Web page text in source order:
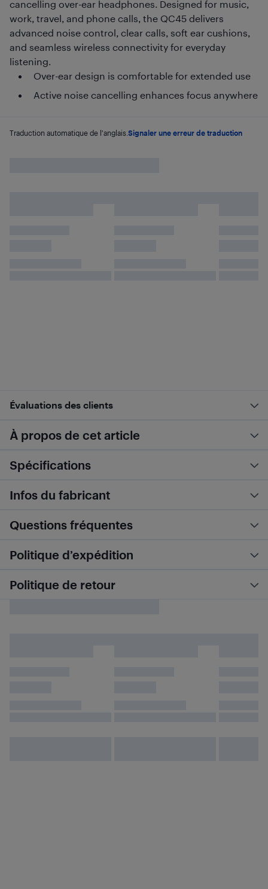
cancelling over-ear headphones. Designed for music,
work, travel, and phone calls, the QC45 delivers
advanced noise control, clear calls, soft ear cushions,
and seamless wireless connectivity for everyday
listening.
Over-ear design is comfortable for extended use
Active noise cancelling enhances focus anywhere
Traduction automatique de l'anglais. Signaler une erreur de traduction
Évaluations des clients
À propos de cet article
Spécifications
Infos du fabricant
Questions fréquentes
Politique d’expédition
Politique de retour